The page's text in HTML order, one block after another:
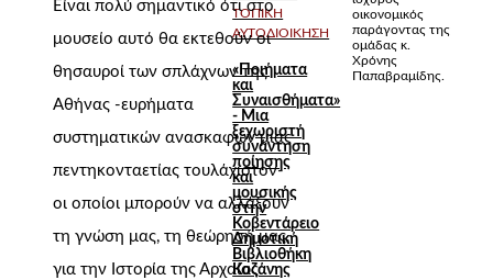
ΤΟΠΙΚΉ
ΑΥΤΟΔΙΟΊΚΗΣΗ
«Ποιήματα
και
Συναισθήματα»
- Μια
ξεχωριστή
συνάντηση
ποίησης
και
μουσικής
στην
Κοβεντάρειο
Δημοτική
Βιβλιοθήκη
Κοζάνης
οικονομικός
παράγοντας της
ομάδας κ.
Χρόνης
Παπαβραμίδης.
Είναι πολύ σημαντικό ότι στο
μουσείο αυτό θα εκτεθούν οι
θησαυροί των σπλάχνων της
Αθήνας -ευρήματα
συστηματικών ανασκαφών μιας
πεντηκονταετίας τουλάχιστον-
οι οποίοι μπορούν να αλλάξουν
τη γνώση μας, τη θεώρησή μας,
για την Ιστορία της Αρχαίας